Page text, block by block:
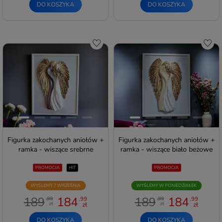
DO KOSZYKA DO KOSZYKA
Do schowka
Figurka zakochanych aniołów +
ramka - wiszące srebrne
PROMOCJA HIT
WYŚLEMY 7 WRZEŚNIA
189 ,99
zł 184,99
zł
DO KOSZYKA
Do
Figurka zakochanych aniołów +
ramka - wiszące biało beżowe
PROMOCJA
WYŚLEMY W PONIEDZIAŁEK
189 ,99
zł 184,99
zł
DO KOSZYKA